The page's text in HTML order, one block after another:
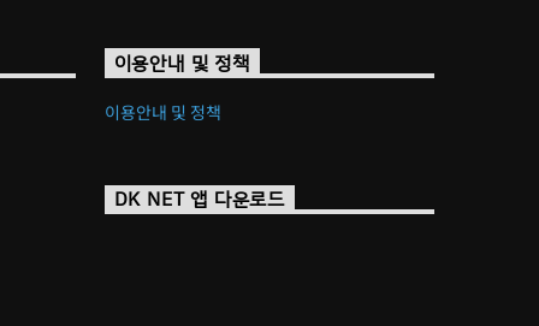
이용안내 및 정책
이용안내 및 정책
DK NET 앱 다운로드